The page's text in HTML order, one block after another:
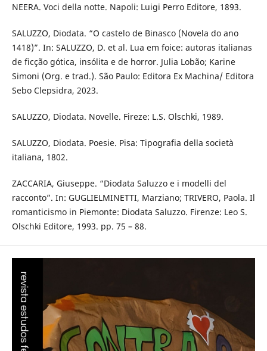
NEERA. Voci della notte. Napoli: Luigi Perro Editore, 1893.
SALUZZO, Diodata. “O castelo de Binasco (Novela do ano
1418)”. In: SALUZZO, D. et al. Lua em foice: autoras italianas
de ficção gótica, insólita e de horror. Julia Lobão; Karine
Simoni (Org. e trad.). São Paulo: Editora Ex Machina/ Editora
Sebo Clepsidra, 2023.
SALUZZO, Diodata. Novelle. Fireze: L.S. Olschki, 1989.
SALUZZO, Diodata. Poesie. Pisa: Tipografia della società
italiana, 1802.
ZACCARIA, Giuseppe. “Diodata Saluzzo e i modelli del
racconto”. In: GUGLIELMINETTI, Marziano; TRIVERO, Paola. Il
romanticismo in Piemonte: Diodata Saluzzo. Firenze: Leo S.
Olschki Editore, 1993. pp. 75 – 88.